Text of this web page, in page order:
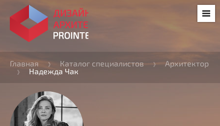
Главная Каталог специалистов
Архитектор
Надежда Чак